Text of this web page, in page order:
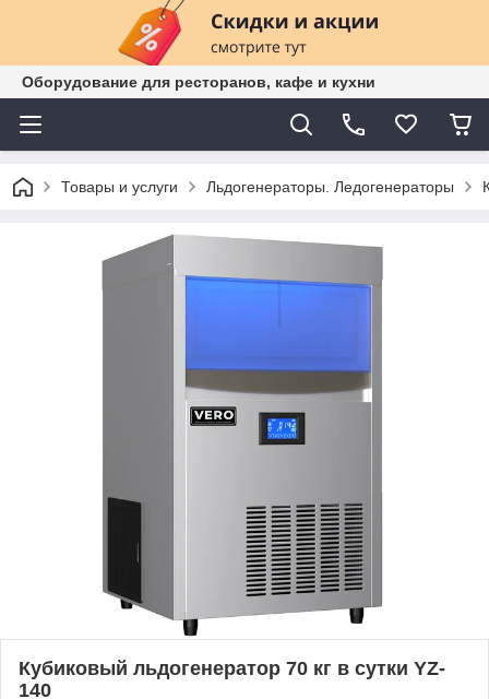
Оборудование для ресторанов, кафе и кухни
Товары и услуги Льдогенераторы. Ледогенераторы
Кубиковый льдогенератор 70 кг в сутки YZ-
140